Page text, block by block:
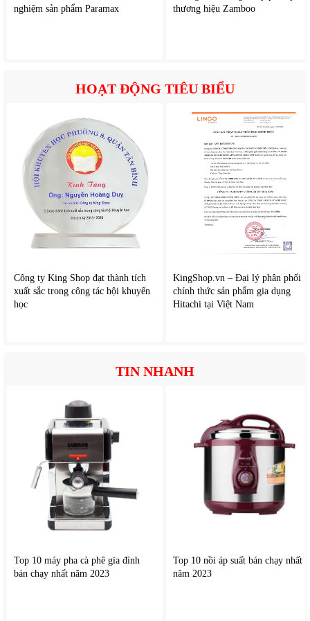
nghiệm sản phẩm Paramax
thương hiệu Zamboo
HOẠT ĐỘNG TIÊU BIỂU
Công ty King Shop đạt thành tích
xuất sắc trong công tác hội khuyến
học
KingShop.vn – Đại lý phân phối
chính thức sản phẩm gia dụng
Hitachi tại Việt Nam
TIN NHANH
Top 10 máy pha cà phê gia đình
bán chạy nhất năm 2023
Top 10 nồi áp suất bán chạy nhất
năm 2023